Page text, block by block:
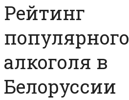
Рейтинг
популярного
алкоголя в
Белоруссии